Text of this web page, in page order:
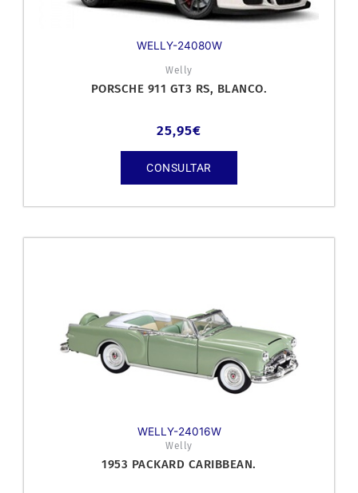
WELLY-24080W
Welly
PORSCHE 911 GT3 RS, BLANCO.
25,95€
CONSULTAR
WELLY-24016W
Welly
1953 PACKARD CARIBBEAN.